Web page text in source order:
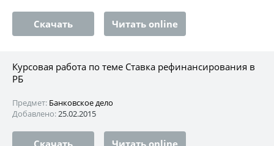
Скачать Читать online
Курсовая работа по теме Ставка рефинансирования в
РБ
Предмет: Банковское дело
Добавлено:25.02.2015
Скачать Читать online